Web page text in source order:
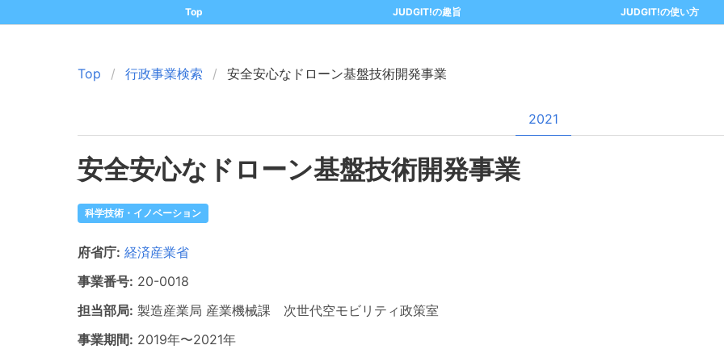
Top JUDGIT!の趣旨 JUDGIT!の使い方
Top 行政事業検索 安全安心なドローン基盤技術開発事業
2021
安全安心なドローン基盤技術開発事業
科学技術・イノベーション
府省庁: 経済産業省
事業番号: 20-0018
担当部局: 製造産業局 産業機械課 次世代空モビリティ政策室
事業期間: 2019年〜2021年